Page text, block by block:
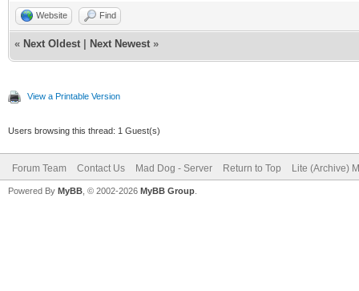
Website Find
« Next Oldest Next Newest »
View a Printable Version
Users browsing this thread: 1 Guest(s)
Forum Team Contact Us Mad Dog - Server Return to Top Lite (Archive)
Powered By MyBB , © 2002-2026 MyBB Group